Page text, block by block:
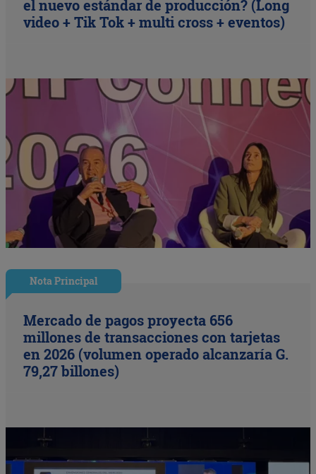
el nuevo estándar de producción? (Long
video + Tik Tok + multi cross + eventos)
Nota Principal
Mercado de pagos proyecta 656
millones de transacciones con tarjetas
en 2026 (volumen operado alcanzaría G.
79,27 billones)